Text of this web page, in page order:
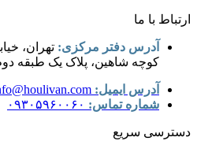
ارتباط با ما
آدرس دفتر مرکزی: تهران،
کوچه شاهین، پلاک یک طبقه
آدرس ایمیل:
شماره تماس: ۰۹۳۰۵۹۶۰۰۶۰
دسترسی سریع